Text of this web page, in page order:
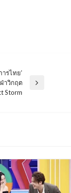
รไทย’
าวิกฤต
Storm